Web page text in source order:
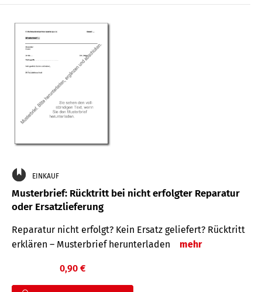
EINKAUF
Musterbrief: Rücktritt bei nicht erfolgter Reparatur
oder Ersatzlieferung
Reparatur nicht erfolgt? Kein Ersatz geliefert? Rücktritt
erklären – Musterbrief herunterladen
mehr
0,90 €